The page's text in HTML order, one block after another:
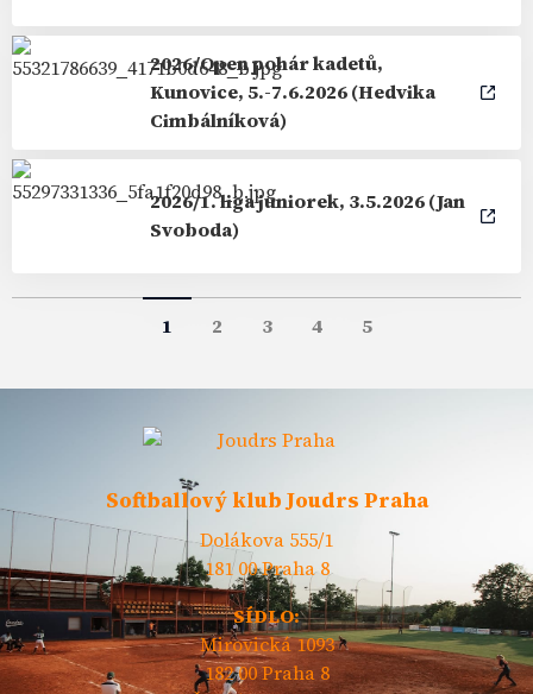
2026/Open pohár kadetů,
Kunovice, 5.-7.6.2026 (Hedvika
Cimbálníková)
2026/1. liga juniorek, 3.5.2026 (Jan
Svoboda)
1 2 3 4 5
Softballový klub Joudrs Praha
Dolákova 555/1
181 00 Praha 8
SÍDLO:
Mirovická 1093
182 00 Praha 8